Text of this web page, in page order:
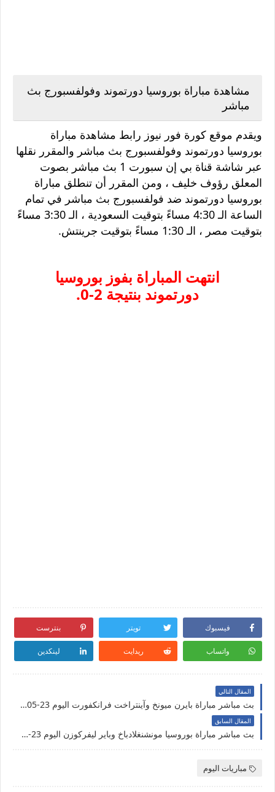
مشاهدة مباراة بوروسيا دورتموند وفولفسبورج بث
مباشر
ويقدم موقع كورة فور نيوز رابط مشاهدة مباراة
بوروسيا دورتموند وفولفسبورج بث مباشر والمقرر نقلها
عبر شاشة قناة بي إن سبورت 1 بث مباشر بصوت
المعلق رؤوف خليف ، ومن المقرر أن تنطلق مباراة
بوروسيا دورتموند ضد فولفسبورج بث مباشر في تمام
الساعة الـ 4:30 مساءً بتوقيت السعودية ، الـ 3:30 مساءً
بتوقيت مصر ، الـ 1:30 مساءً بتوقيت جرينتش.
انتهت المباراة بفوز بوروسيا
دورتموند بنتيجة 2-0.
فيسبوك تويتر بنترست
واتساب ريدايت لينكدين
المقال التالي
بث مباشر مباراة بايرن ميونخ وآينتراخت فرانكفورت اليوم 23-05-2020 الدوري الألماني
المقال السابق
بث مباشر مباراة بوروسيا مونشنغلادباخ وباير ليفركوزن اليوم 23-05-2020 الدوري الألماني
مباريات اليوم